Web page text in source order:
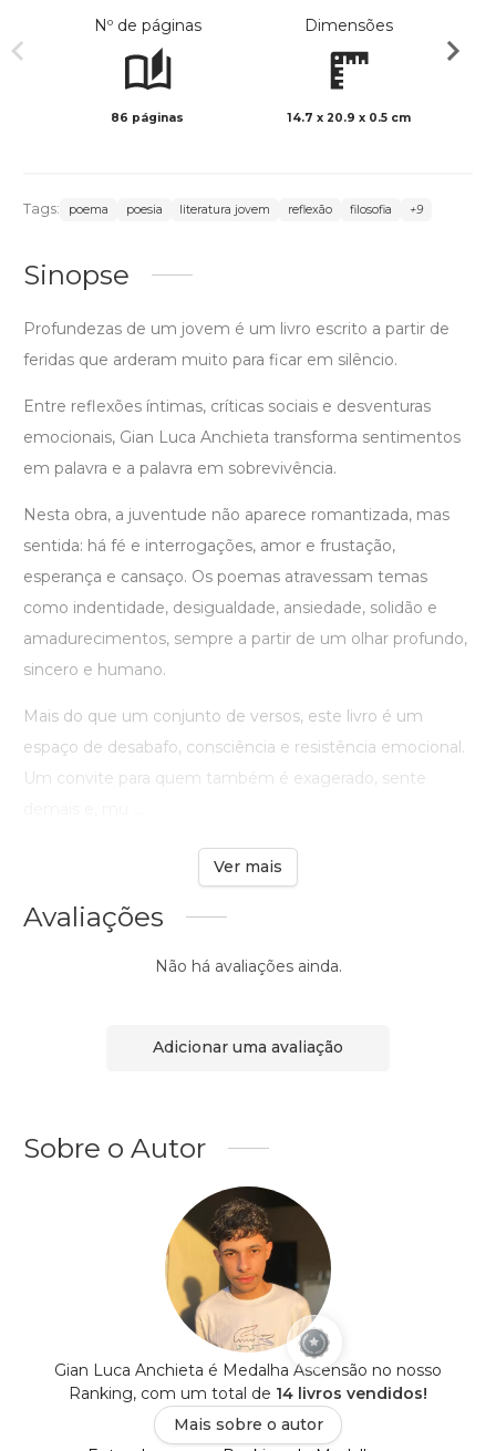
Nº de páginas
86 páginas
Dimensões
14.7 x 20.9 x 0.5 cm
Tags: poema poesia literatura jovem reflexão filosofia +9
Sinopse
Profundezas de um jovem é um livro escrito a partir de
feridas que arderam muito para ficar em silêncio.
Entre reflexões íntimas, críticas sociais e desventuras
emocionais, Gian Luca Anchieta transforma sentimentos
em palavra e a palavra em sobrevivência.
Nesta obra, a juventude não aparece romantizada, mas
sentida: há fé e interrogações, amor e frustação,
esperança e cansaço. Os poemas atravessam temas
como indentidade, desigualdade, ansiedade, solidão e
amadurecimentos, sempre a partir de um olhar profundo,
sincero e humano.
Mais do que um conjunto de versos, este livro é um
espaço de desabafo, consciência e resistência emocional.
Um convite para quem também é exagerado, sente
Ver mais
Avaliações
Não há avaliações ainda.
Adicionar uma avaliação
Sobre o Autor
Gian Luca Anchieta é Medalha Ascensão no nosso
Ranking, com um total de 14 livros vendidos!
Mais sobre o autor